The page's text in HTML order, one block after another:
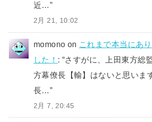
近…”
2月 21, 10:02
momono on これまで本当にあ
した！ : “さすがに、上田東方総
方幕僚長【輸】はないと思いま
長…”
2月 7, 20:45